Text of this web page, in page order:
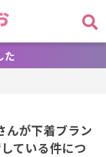
た
んが下着ブラン
ている件につ